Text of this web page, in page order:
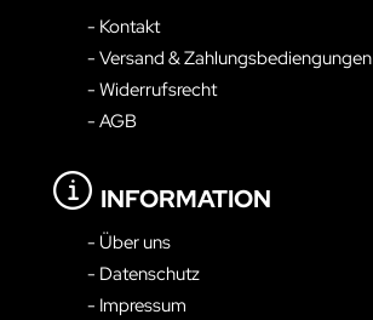
- Kontakt
- Versand & Zahlungsbediengungen
- Widerrufsrecht
- AGB
INFORMATION
- Über uns
- Datenschutz
- Impressum